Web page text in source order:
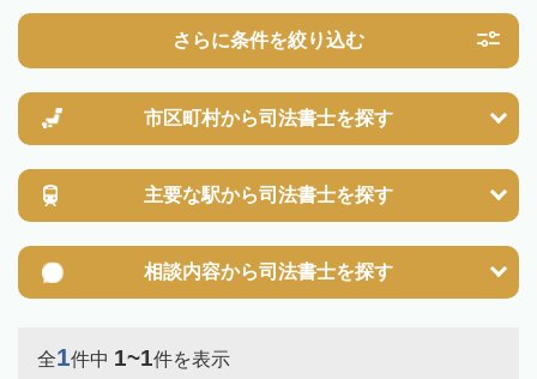
さらに条件を絞り込む
市区町村から司法書士を探す
主要な駅から司法書士を探す
相談内容から司法書士を探す
全1件中 1~1件を表示